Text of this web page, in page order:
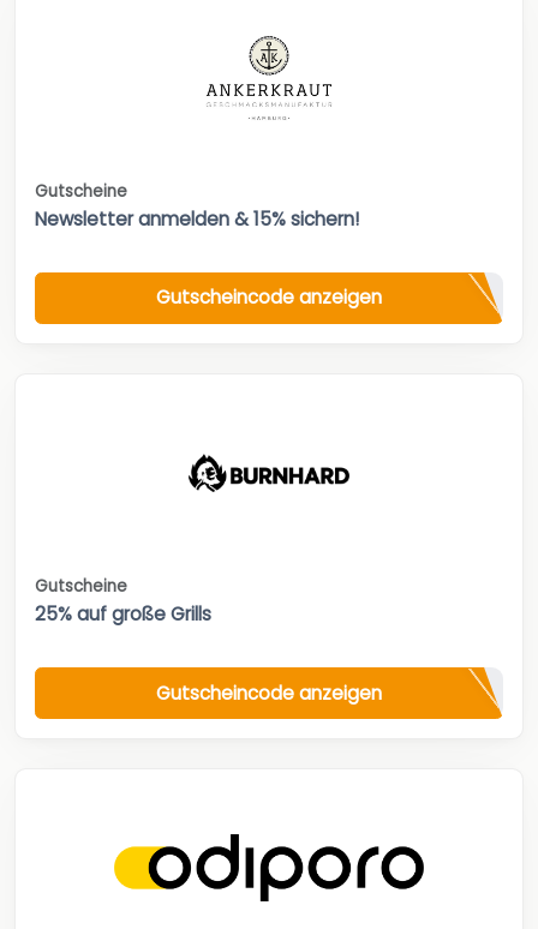
Gutscheine
Newsletter anmelden & 15% sichern!
Gutscheincode anzeigen
Gutscheine
25% auf große Grills
Gutscheincode anzeigen